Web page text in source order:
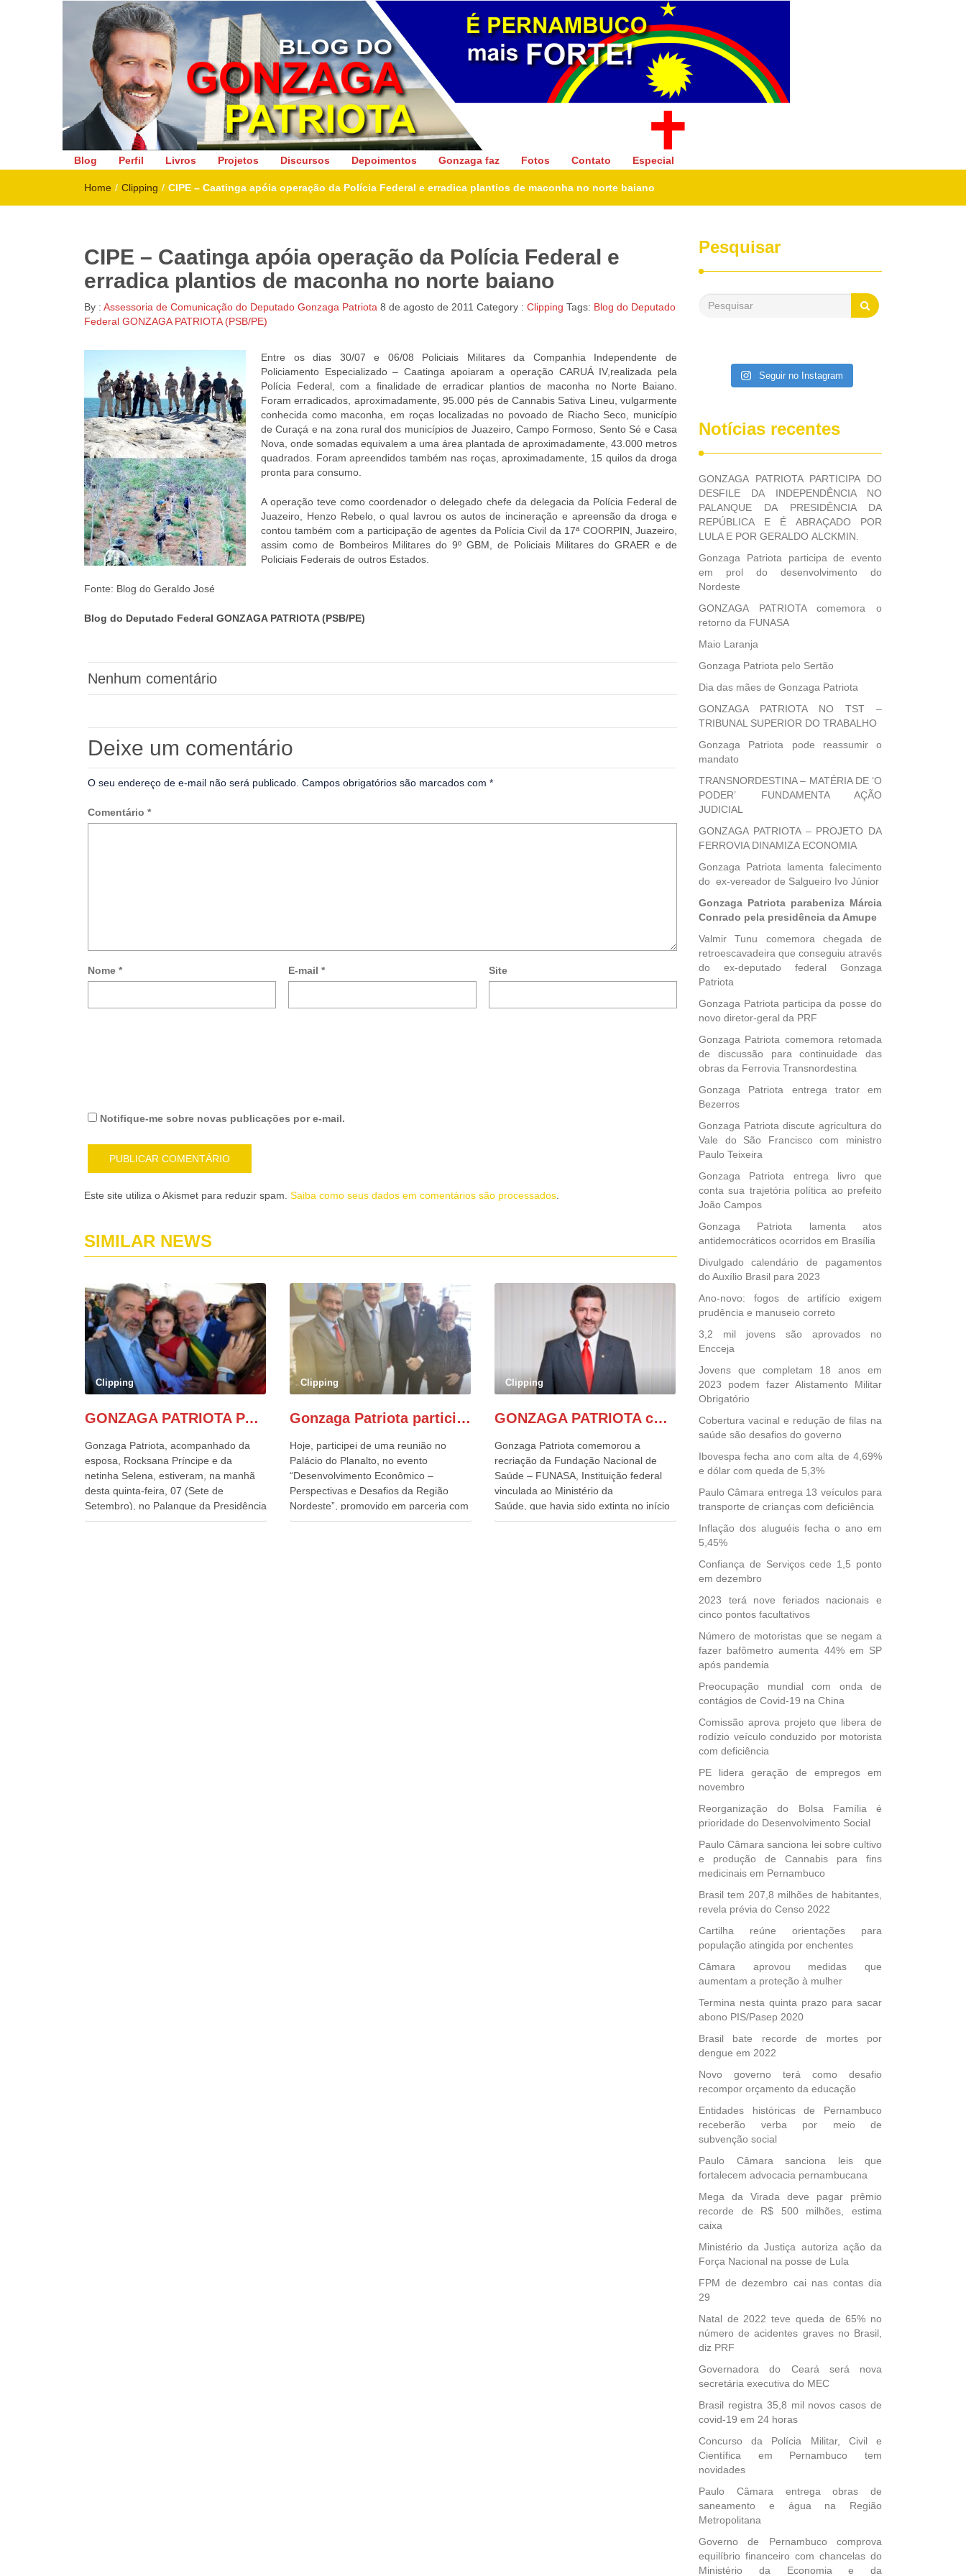
Gonzaga Patriota
Deputado Federal
Blog Perfil Livros Projetos Discursos Depoimentos Gonzaga faz Fotos Contato Especial
Home / Clipping / CIPE – Caatinga apóia operação da Polícia Federal e erradica plantios de maconha no norte baiano
CIPE – Caatinga apóia operação da Polícia Federal e
erradica plantios de maconha no norte baiano
By : Assessoria de Comunicação do Deputado Gonzaga Patriota 8 de agosto de 2011 Category : Clipping Tags: Blog do Deputado
Federal GONZAGA PATRIOTA (PSB/PE)
Entre os dias 30/07 e 06/08 Policiais Militares da Companhia Independente de
Policiamento Especializado – Caatinga apoiaram a operação CARUÁ IV,realizada pela
Polícia Federal, com a finalidade de erradicar plantios de maconha no Norte Baiano.
Foram erradicados, aproximadamente, 95.000 pés de Cannabis Sativa Lineu, vulgarmente
conhecida como maconha, em roças localizadas no povoado de Riacho Seco, município
de Curaçá e na zona rural dos municípios de Juazeiro, Campo Formoso, Sento Sé e Casa
Nova, onde somadas equivalem a uma área plantada de aproximadamente, 43.000 metros
quadrados. Foram apreendidos também nas roças, aproximadamente, 15 quilos da droga
pronta para consumo.
A operação teve como coordenador o delegado chefe da delegacia da Polícia Federal de
Juazeiro, Henzo Rebelo, o qual lavrou os autos de incineração e apreensão da droga e
contou também com a participação de agentes da Polícia Civil da 17ª COORPIN, Juazeiro,
assim como de Bombeiros Militares do 9º GBM, de Policiais Militares do GRAER e de
Policiais Federais de outros Estados.
Fonte: Blog do Geraldo José
Blog do Deputado Federal GONZAGA PATRIOTA (PSB/PE)
Nenhum comentário
Deixe um comentário
O seu endereço de e-mail não será publicado. Campos obrigatórios são marcados com *
Comentário *
Nome * E-mail *
Site
Notifique-
comentários
mail.
Notifique-me sobre novas publicações por e-mail.
Este site utiliza o Akismet para reduzir spam. Saiba como seus dados em comentários são processados
SIMILAR NEWS
Clipping
GONZAGA PATRIOTA PARTICIPA DO DESFILE DA INDEPENDÊNCIA NO PALANQUE DA PRESIDÊNCIA DA REPÚBLICA E É ABRAÇADO POR LULA E POR GERALDO ALCKMIN.
Gonzaga Patriota, acompanhado da
esposa, Rocksana Príncipe e da
netinha Selena, estiveram, na manhã
desta quinta-feira, 07 (Sete de
Setembro), no Palanque da Presidência
da República, onde foram abraçados
Clipping
Gonzaga Patriota participa de evento em prol do desenvolvimento do Nordeste
Hoje, participei de uma reunião no
Palácio do Planalto, no evento
“Desenvolvimento Econômico –
Perspectivas e Desafios da Região
Nordeste”, promovido em parceria com
o Consórcio Nordeste. Na pauta do
Clipping
GONZAGA PATRIOTA comemora o retorno da FUNASA
Gonzaga Patriota comemorou a
recriação da Fundação Nacional de
Saúde – FUNASA, Instituição federal
vinculada ao Ministério da
Saúde, que havia sido extinta no início
do terceiro governo do
Pesquisar
Seguir no Instagram
Notícias recentes
GONZAGA PATRIOTA PARTICIPA DO
DESFILE DA INDEPENDÊNCIA NO
PALANQUE DA PRESIDÊNCIA DA
REPÚBLICA E É ABRAÇADO POR
LULA E POR GERALDO ALCKMIN.
Gonzaga Patriota participa de evento
em prol do desenvolvimento do
Nordeste
GONZAGA PATRIOTA comemora o
retorno da FUNASA
Maio Laranja
Gonzaga Patriota pelo Sertão
Dia das mães de Gonzaga Patriota
GONZAGA PATRIOTA NO TST –
TRIBUNAL SUPERIOR DO TRABALHO
Gonzaga Patriota pode reassumir o
mandato
TRANSNORDESTINA – MATÉRIA DE ‘O
PODER’ FUNDAMENTA AÇÃO
JUDICIAL
GONZAGA PATRIOTA – PROJETO DA
FERROVIA DINAMIZA ECONOMIA
Gonzaga Patriota lamenta falecimento
do ex-vereador de Salgueiro Ivo Júnior
Gonzaga Patriota parabeniza Márcia
Conrado pela presidência da Amupe
Valmir Tunu comemora chegada de
retroescavadeira que conseguiu através
do ex-deputado federal Gonzaga
Patriota
Gonzaga Patriota participa da posse do
novo diretor-geral da PRF
Gonzaga Patriota comemora retomada
de discussão para continuidade das
obras da Ferrovia Transnordestina
Gonzaga Patriota entrega trator em
Bezerros
Gonzaga Patriota discute agricultura do
Vale do São Francisco com ministro
Paulo Teixeira
Gonzaga Patriota entrega livro que
conta sua trajetória política ao prefeito
João Campos
Gonzaga Patriota lamenta atos
antidemocráticos ocorridos em Brasília
Divulgado calendário de pagamentos
do Auxílio Brasil para 2023
Ano-novo: fogos de artifício exigem
prudência e manuseio correto
3,2 mil jovens são aprovados no
Encceja
Jovens que completam 18 anos em
2023 podem fazer Alistamento Militar
Obrigatório
Cobertura vacinal e redução de filas na
saúde são desafios do governo
Ibovespa fecha ano com alta de 4,69%
e dólar com queda de 5,3%
Paulo Câmara entrega 13 veículos para
transporte de crianças com deficiência
Inflação dos aluguéis fecha o ano em
5,45%
Confiança de Serviços cede 1,5 ponto
em dezembro
2023 terá nove feriados nacionais e
cinco pontos facultativos
Número de motoristas que se negam a
fazer bafômetro aumenta 44% em SP
após pandemia
Preocupação mundial com onda de
contágios de Covid-19 na China
Comissão aprova projeto que libera de
rodízio veículo conduzido por motorista
com deficiência
PE lidera geração de empregos em
novembro
Reorganização do Bolsa Família é
prioridade do Desenvolvimento Social
Paulo Câmara sanciona lei sobre cultivo
e produção de Cannabis para fins
medicinais em Pernambuco
Brasil tem 207,8 milhões de habitantes,
revela prévia do Censo 2022
Cartilha reúne orientações para
população atingida por enchentes
Câmara aprovou medidas que
aumentam a proteção à mulher
Termina nesta quinta prazo para sacar
abono PIS/Pasep 2020
Brasil bate recorde de mortes por
dengue em 2022
Novo governo terá como desafio
recompor orçamento da educação
Entidades históricas de Pernambuco
receberão verba por meio de
subvenção social
Paulo Câmara sanciona leis que
fortalecem advocacia pernambucana
Mega da Virada deve pagar prêmio
recorde de R$ 500 milhões, estima
caixa
Ministério da Justiça autoriza ação da
Força Nacional na posse de Lula
FPM de dezembro cai nas contas dia
29
Natal de 2022 teve queda de 65% no
número de acidentes graves no Brasil,
diz PRF
Governadora do Ceará será nova
secretária executiva do MEC
Brasil registra 35,8 mil novos casos de
covid-19 em 24 horas
Concurso da Polícia Militar, Civil e
Científica em Pernambuco tem
novidades
Paulo Câmara entrega obras de
saneamento e água na Região
Metropolitana
Governo de Pernambuco comprova
equilíbrio financeiro com chancelas do
Ministério da Economia e da